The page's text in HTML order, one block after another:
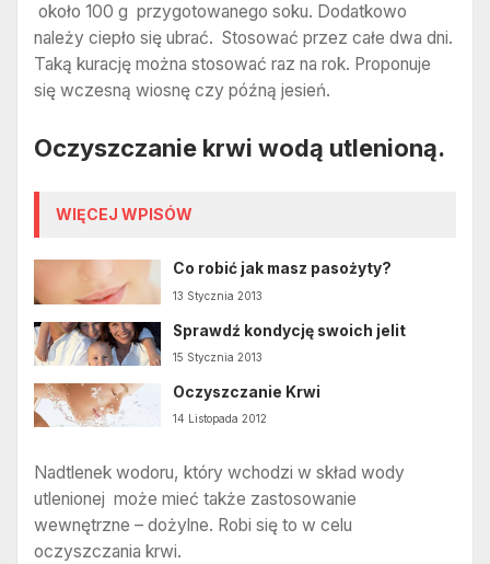
około 100 g przygotowanego soku. Dodatkowo
należy ciepło się ubrać. Stosować przez całe dwa dni.
Taką kurację można stosować raz na rok. Proponuje
się wczesną wiosnę czy późną jesień.
Oczyszczanie krwi wodą utlenioną.
WIĘCEJ WPISÓW
Co robić jak masz pasożyty?
13 Stycznia 2013
Sprawdź kondycję swoich jelit
15 Stycznia 2013
Oczyszczanie Krwi
14 Listopada 2012
Nadtlenek wodoru, który wchodzi w skład wody
utlenionej może mieć także zastosowanie
wewnętrzne – dożylne. Robi się to w celu
oczyszczania krwi.